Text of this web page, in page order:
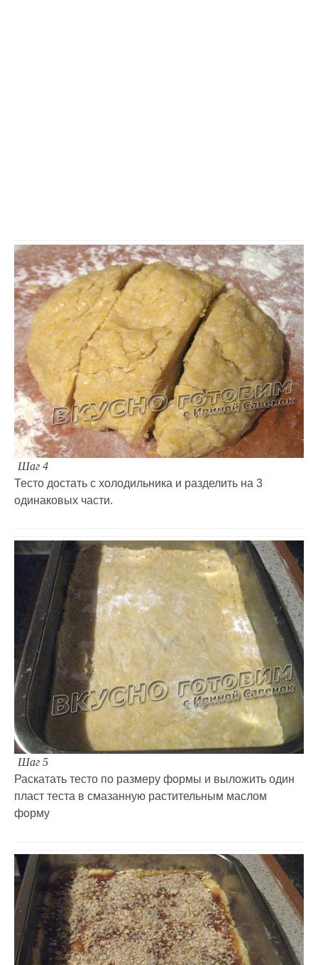
Шаг 4
Тесто достать с холодильника и разделить на 3
одинаковых части.
Шаг 5
Раскатать тесто по размеру формы и выложить один
пласт теста в смазанную растительным маслом
форму